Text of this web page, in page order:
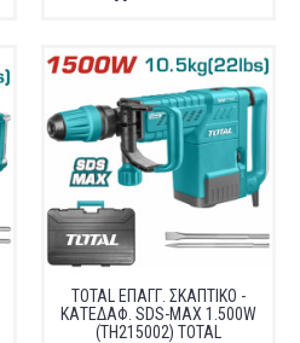
TOTAL ΕΠΑΓΓ. ΣΚΑΠΤΙΚΟ -
ΚΑΤΕΔΑΦ. SDS-ΜΑΧ 1.500W
(TH215002) TOTAL